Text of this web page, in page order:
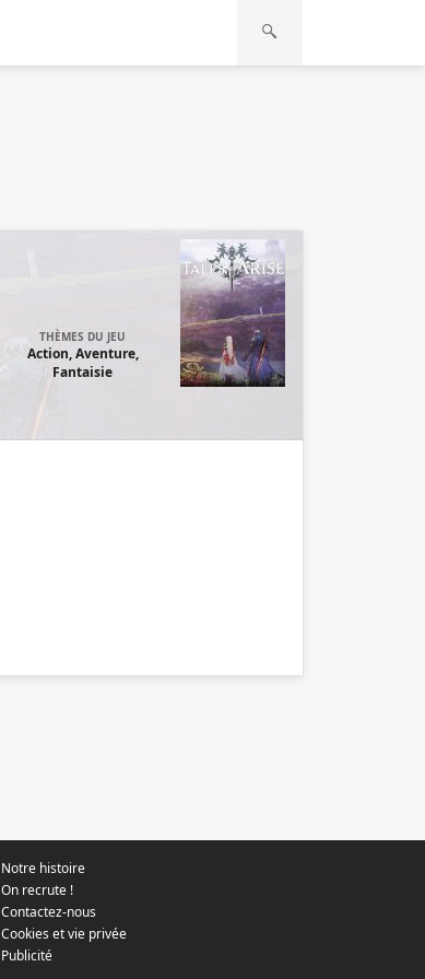
THÈMES DU JEU
Action, Aventure,
Fantaisie
Notre histoire
On recrute !
Contactez-nous
Cookies et vie privée
Publicité